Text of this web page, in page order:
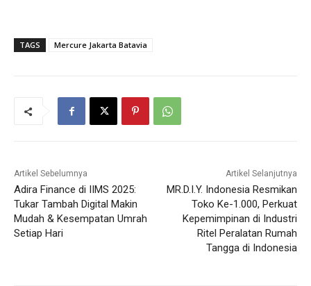
TAGS Mercure Jakarta Batavia
Artikel Sebelumnya
Adira Finance di IIMS 2025:
Tukar Tambah Digital Makin
Mudah & Kesempatan Umrah
Setiap Hari
Artikel Selanjutnya
MR.D.I.Y. Indonesia Resmikan
Toko Ke-1.000, Perkuat
Kepemimpinan di Industri
Ritel Peralatan Rumah
Tangga di Indonesia